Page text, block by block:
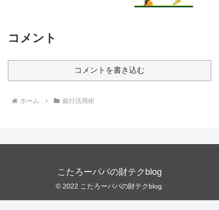
コメント
コメントを書き込む
ホーム 銀行活用術
こたろーパパの財テクblog
© 2022 こたろーパパの財テクblog.